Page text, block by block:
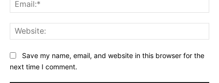
Save my name, email, and website in this browser for the
next time I comment.